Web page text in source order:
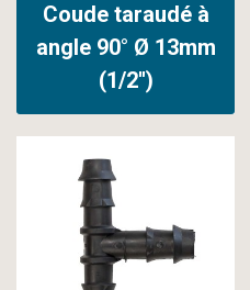
Coude taraudé à
angle 90° Ø 13mm
(1/2'')